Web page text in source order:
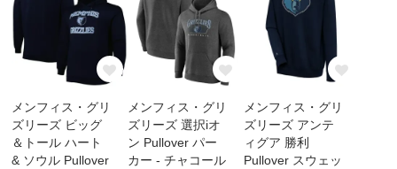
メンフィス・グリ
ズリーズ ビッグ
＆トール ハート
& ソウル Pullover
メンフィス・グリ
ズリーズ 選択iオ
ン Pullover パー
カー - チャコール
メンフィス・グリ
ズリーズ アンテ
ィグア 勝利
Pullover スウェッ